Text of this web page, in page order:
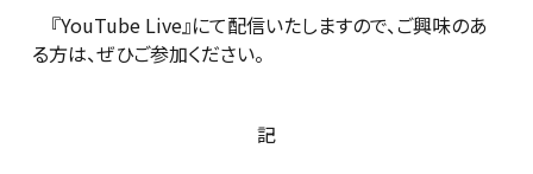
『YouTube Live』にて配信いたしますので、ご興味のあ
る方は、ぜひご参加ください。
記